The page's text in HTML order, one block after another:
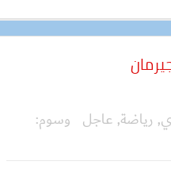
, رياضة, عاجل وسوم: